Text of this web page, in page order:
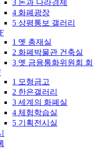
3 돈과 나라경제
4 화폐광장
5 상평통보 갤러리
1 옛 총재실
2 화폐박물관 건축실
3 옛 금융통화위원회
1 모형금고
2 한은갤러리
3 세계의 화폐실
4 체험학습실
5 기획전시실